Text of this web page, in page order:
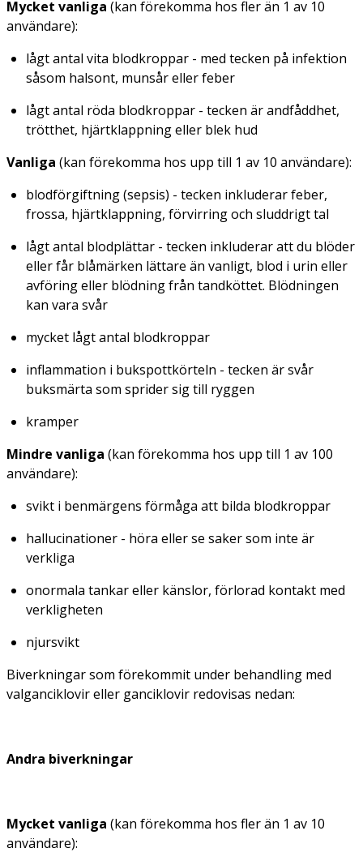
Mycket vanliga (kan förekomma hos fler än 1 av 10
användare):
lågt antal vita blodkroppar - med tecken på infektion
såsom halsont, munsår eller feber
lågt antal röda blodkroppar - tecken är andfåddhet,
trötthet, hjärtklappning eller blek hud
Vanliga (kan förekomma hos upp till 1 av 10 användare):
blodförgiftning (sepsis) - tecken inkluderar feber,
frossa, hjärtklappning, förvirring och sluddrigt tal
lågt antal blodplättar - tecken inkluderar att du blöder
eller får blåmärken lättare än vanligt, blod i urin eller
avföring eller blödning från tandköttet. Blödningen
kan vara svår
mycket lågt antal blodkroppar
inflammation i bukspottkörteln - tecken är svår
buksmärta som sprider sig till ryggen
kramper
Mindre vanliga (kan förekomma hos upp till 1 av 100
användare):
svikt i benmärgens förmåga att bilda blodkroppar
hallucinationer - höra eller se saker som inte är
verkliga
onormala tankar eller känslor, förlorad kontakt med
verkligheten
njursvikt
Biverkningar som förekommit under behandling med
valganciklovir eller ganciklovir redovisas nedan:
Andra biverkningar
Mycket vanliga (kan förekomma hos fler än 1 av 10
användare):